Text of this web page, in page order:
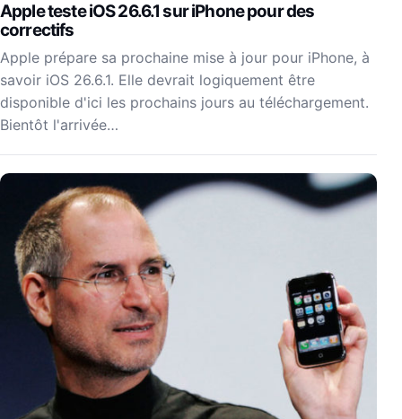
Apple teste iOS 26.6.1 sur iPhone pour des
correctifs
Apple prépare sa prochaine mise à jour pour iPhone, à
savoir iOS 26.6.1. Elle devrait logiquement être
disponible d'ici les prochains jours au téléchargement.
Bientôt l'arrivée…